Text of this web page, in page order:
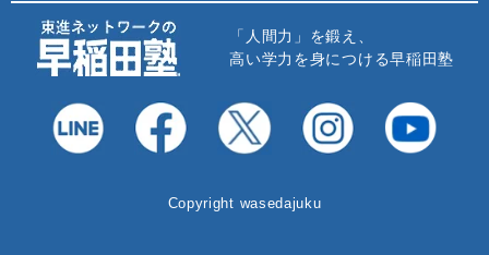
「人間力」を鍛え、
高い学力を身につける早稲田塾
Copyright wasedajuku